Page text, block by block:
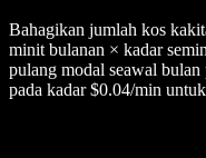
Bahagikan jumlah kos
minit bulanan × kadar
pulang modal seawal bulan
pada kadar $0.04/min